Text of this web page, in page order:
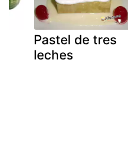
Pastel de tres
leches